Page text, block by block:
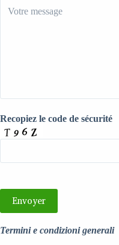
Recopiez le code de sécurité
Termini e condizioni generali